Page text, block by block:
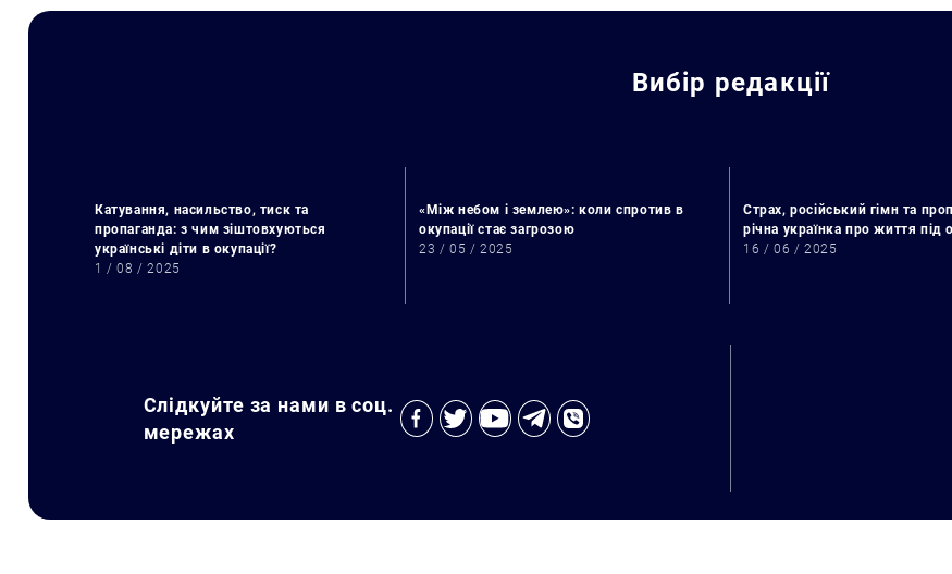
Вибір редакції
Катування, насильство, тиск та
пропаганда: з чим зіштовхуються
українські діти в окупації?
1 / 08 / 2025
«Між небом і землею»: коли спротив в
окупації стає загрозою
23 / 05 / 2025
Страх, російський гімн та
річна українка про життя під
16 / 06 / 2025
Слідкуйте за нами в соц.
мережах